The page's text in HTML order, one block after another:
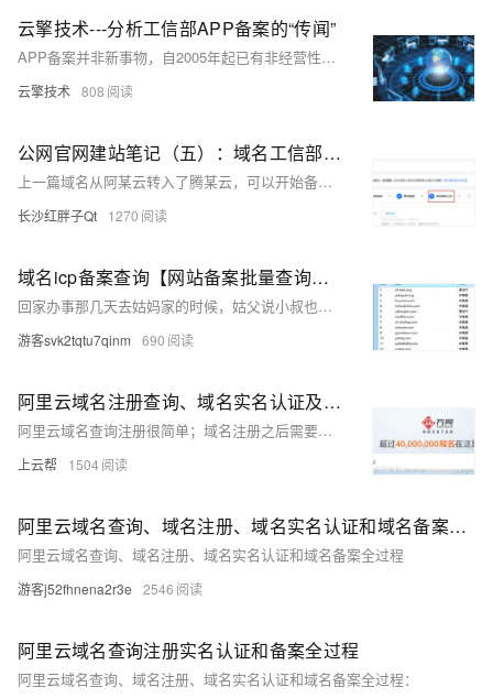
云擎技术---分析工信部APP备案的“传闻”
APP备案并非新事物，自2005年起已有非经营性互联网信息服务备案制度。备案针对的是网站主办者，而非用户，不涉及个人用户网络访问。网络接入服务提供者包括ISP和IDC，不限于三大运营商。通知要求不为未备案网站提供接入，但不影响国外软件使用。个人开发者不能涉及经营性内容，备案审核时长1-20个工作日。境内服务器和国内应用商店需备案，境外则无需。手机厂商不会开启白名单制，仅实行黑名单制。APP备案与民营经济发展壮大意见不冲突，工信部有权颁布相关规定。该政策不存在逐步试探底线情况，所有解读均有法律依据。
云擎技术 808
公网官网建站笔记（五）：域名工信部备案完整流程并解析公网访问
上一篇域名从阿某云转入了腾某云，可以开始备案了，本篇将以我司为例开始讲解域名备案流程，给技术型的小公司提供参考。备案这个有点长，本篇主要描述了管局备案流程。
长沙红胖子Qt 1270
域名icp备案查询【网站备案批量查询软件】
回家办事那几天去姑妈家的时候，姑父说小叔也在做域名业务。正因为批量挖掘备案域名的问题哀天叫地。
游客svk2tqtu7qinm 690
阿里云域名注册查询、域名实名认证及域名备案全过程
阿里云域名查询注册很简单；域名注册之后需要实名认证，否则域名无法解析；想要在阿里云备案只购买域名是不行的，需要购买一台支持备案的云服务
上云帮 1504
阿里云域名查询、域名注册、域名实名认证和域名备案全过程
阿里云域名查询、域名注册、域名实名认证和域名备案全过程
游客j52fhnena2r3e 2546
阿里云域名查询注册实名认证和备案全过程
阿里云域名查询、域名注册、域名实名认证和域名备案全过程：